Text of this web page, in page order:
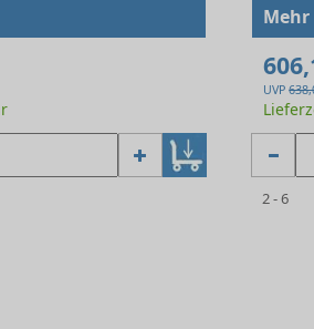
UVP
2 - 6